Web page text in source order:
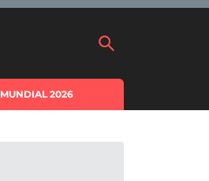
MUNDIAL 2026